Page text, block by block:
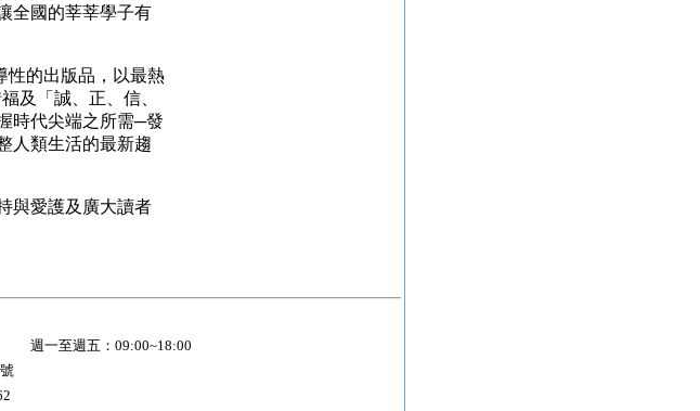
全國的莘莘學子有
的出版品，以最熱
及「誠、正、信、
時代尖端之所需─發
人類生活的最新趨
與愛護及廣大讀者
週一至週五：09:00~18:00